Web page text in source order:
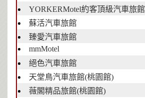
YORKERMotel約客頂級汽車旅館
蘇活汽車旅館
臻愛汽車旅館
mmMotel
絕色汽車旅館
天堂鳥汽車旅館(桃園館)
薇閣精品旅館(桃園館)